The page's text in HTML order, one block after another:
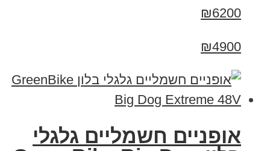
₪6200
₪4900
אופניים חשמליים גלגלי